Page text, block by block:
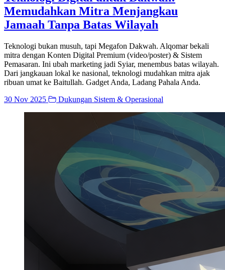
Memudahkan Mitra Menjangkau
Jamaah Tanpa Batas Wilayah
Teknologi bukan musuh, tapi Megafon Dakwah. Alqomar bekali
mitra dengan Konten Digital Premium (video/poster) & Sistem
Pemasaran. Ini ubah marketing jadi Syiar, menembus batas wilayah.
Dari jangkauan lokal ke nasional, teknologi mudahkan mitra ajak
ribuan umat ke Baitullah. Gadget Anda, Ladang Pahala Anda.
30 Nov 2025
Dukungan Sistem & Operasional